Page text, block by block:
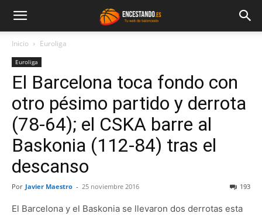
Inicio Euroliga
Euroliga
El Barcelona toca fondo con
otro pésimo partido y derrota
(78-64); el CSKA barre al
Baskonia (112-84) tras el
descanso
Por Javier Maestro - 25 noviembre 2016 193
El Barcelona y el Baskonia se llevaron dos derrotas esta